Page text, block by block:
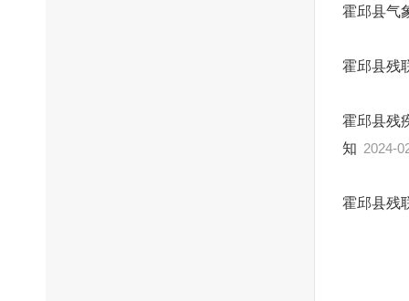
霍邱县气
霍邱县残
霍邱县残
知 2024-
霍邱县残